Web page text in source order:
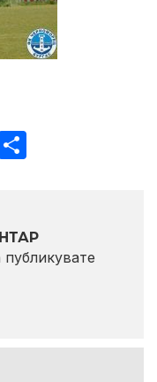
публикувате